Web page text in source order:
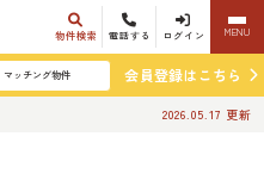
物件検索 電話する ログイン MENU
マッチング物件
会員登録はこちら
2026.05.17 更新